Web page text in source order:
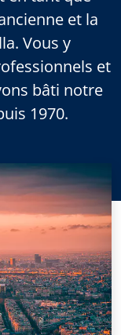
et la
Vous y
et
bâti notre
1970.